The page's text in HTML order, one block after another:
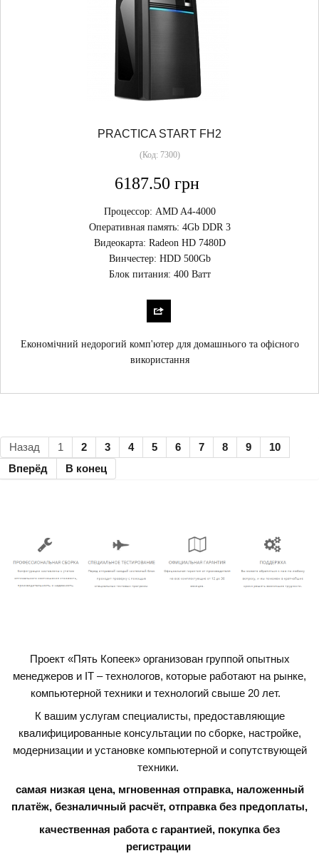
PRACTICA START FH2
(Код: 7300)
6187.50 грн
Процессор: AMD A4-4000
Оперативная память: 4Gb DDR 3
Видеокарта: Radeon HD 7480D
Винчестер: HDD 500Gb
Блок питания: 400 Ватт
Економічний недорогий комп'ютер для домашнього та офісного
використання
Назад 1 2 3 4 5 6 7 8 9
10
Вперёд
В конец
Проект «Пять Копеек» организован группой опытных
менеджеров и IT – технологов, которые работают на рынке,
компьютерной техники и технологий свыше 20 лет.
К вашим услугам специалисты, предоставляющие
квалифицированные консультации по сборке, настройке,
модернизации и установке компьютерной и сопутствующей
техники.
самая низкая цена, мгновенная отправка, наложенный
платёж, безналичный расчёт, отправка без предоплаты,
качественная работа с гарантией, покупка без
регистрации